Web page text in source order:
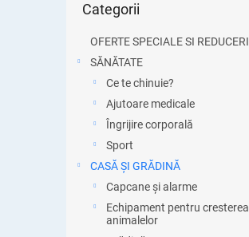
peste
Categorii
OFERTE SPECIALE SI REDUCERI
SĂNĂTATE
Ce te chinuie?
Ajutoare medicale
Îngrijire corporală
Sport
CASĂ ȘI GRĂDINĂ
Capcane și alarme
Echipament pentru cresterea
animalelor